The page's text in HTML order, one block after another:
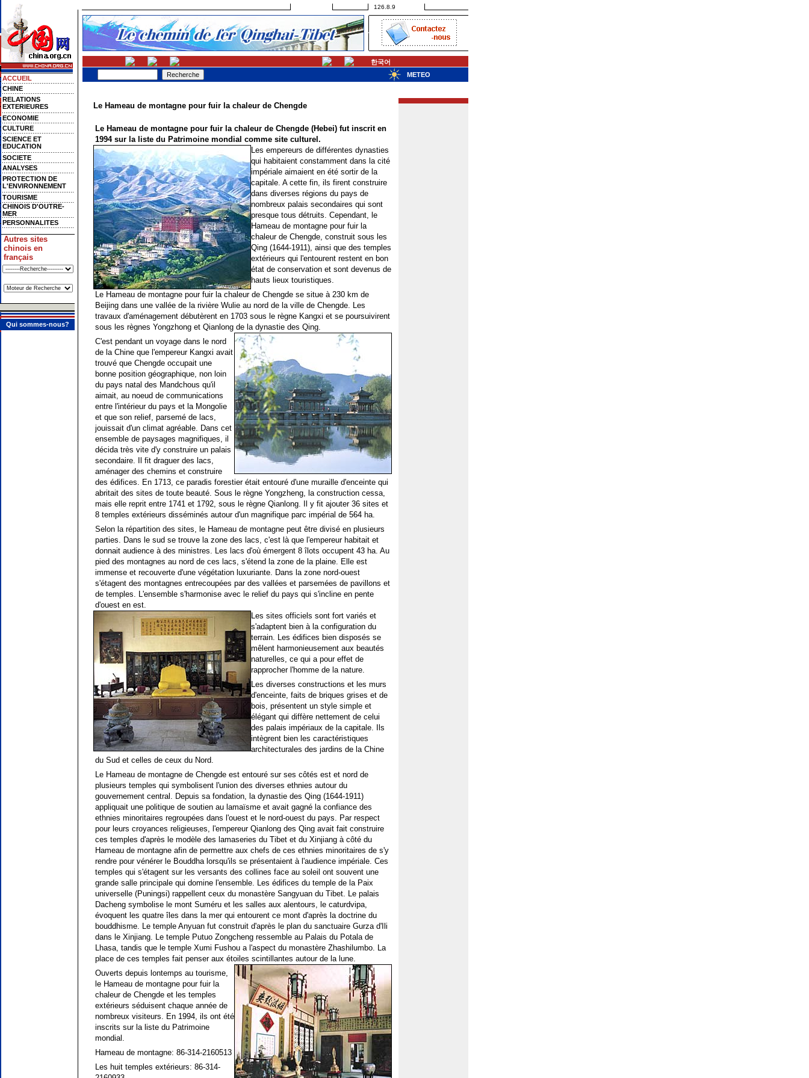
126.8.9
ACCUEIL
CHINE
RELATIONS
EXTERIEURES
ECONOMIE
CULTURE
SCIENCE ET
EDUCATION
SOCIETE
ANALYSES
PROTECTION DE
L'ENVIRONNEMENT
TOURISME
CHINOIS D'OUTRE-
MER
PERSONNALITES
Autres sites
chinois en
français
Qui sommes-nous?
한국어
METEO
Le Hameau de montagne pour fuir la chaleur de Chengde
Le Hameau de montagne pour fuir la chaleur de Chengde (Hebei) fut inscrit en
1994 sur la liste du Patrimoine mondial comme site culturel.
Les empereurs de différentes dynasties
qui habitaient constamment dans la cité
impériale aimaient en été sortir de la
capitale. A cette fin, ils firent construire
dans diverses régions du pays de
nombreux palais secondaires qui sont
presque tous détruits. Cependant, le
Hameau de montagne pour fuir la
chaleur de Chengde, construit sous les
Qing (1644-1911), ainsi que des temples
extérieurs qui l'entourent restent en bon
état de conservation et sont devenus de
hauts lieux touristiques.
Le Hameau de montagne pour fuir la chaleur de Chengde se situe à 230 km de
Beijing dans une vallée de la rivière Wulie au nord de la ville de Chengde. Les
travaux d'aménagement débutèrent en 1703 sous le règne Kangxi et se poursuivirent
sous les règnes Yongzhong et Qianlong de la dynastie des Qing.
C'est pendant un voyage dans le nord
de la Chine que l'empereur Kangxi avait
trouvé que Chengde occupait une
bonne position géographique, non loin
du pays natal des Mandchous qu'il
aimait, au noeud de communications
entre l'intérieur du pays et la Mongolie
et que son relief, parsemé de lacs,
jouissait d'un climat agréable. Dans cet
ensemble de paysages magnifiques, il
décida très vite d'y construire un palais
secondaire. Il fit draguer des lacs,
aménager des chemins et construire
des édifices. En 1713, ce paradis forestier était entouré d'une muraille d'enceinte qui
abritait des sites de toute beauté. Sous le règne Yongzheng, la construction cessa,
mais elle reprit entre 1741 et 1792, sous le règne Qianlong. Il y fit ajouter 36 sites et
8 temples extérieurs disséminés autour d'un magnifique parc impérial de 564 ha.
Selon la répartition des sites, le Hameau de montagne peut être divisé en plusieurs
parties. Dans le sud se trouve la zone des lacs, c'est là que l'empereur habitait et
donnait audience à des ministres. Les lacs d'où émergent 8 îlots occupent 43 ha. Au
pied des montagnes au nord de ces lacs, s'étend la zone de la plaine. Elle est
immense et recouverte d'une végétation luxuriante. Dans la zone nord-ouest
s'étagent des montagnes entrecoupées par des vallées et parsemées de pavillons et
de temples. L'ensemble s'harmonise avec le relief du pays qui s'incline en pente
d'ouest en est.
Les sites officiels sont fort variés et
s'adaptent bien à la configuration du
terrain. Les édifices bien disposés se
mêlent harmonieusement aux beautés
naturelles, ce qui a pour effet de
rapprocher l'homme de la nature.
Les diverses constructions et les murs
d'enceinte, faits de briques grises et de
bois, présentent un style simple et
élégant qui diffère nettement de celui
des palais impériaux de la capitale. Ils
intègrent bien les caractéristiques
architecturales des jardins de la Chine
du Sud et celles de ceux du Nord.
Le Hameau de montagne de Chengde est entouré sur ses côtés est et nord de
plusieurs temples qui symbolisent l'union des diverses ethnies autour du
gouvernement central. Depuis sa fondation, la dynastie des Qing (1644-1911)
appliquait une politique de soutien au lamaïsme et avait gagné la confiance des
ethnies minoritaires regroupées dans l'ouest et le nord-ouest du pays. Par respect
pour leurs croyances religieuses, l'empereur Qianlong des Qing avait fait construire
ces temples d'après le modèle des lamaseries du Tibet et du Xinjiang à côté du
Hameau de montagne afin de permettre aux chefs de ces ethnies minoritaires de s'y
rendre pour vénérer le Bouddha lorsqu'ils se présentaient à l'audience impériale. Ces
temples qui s'étagent sur les versants des collines face au soleil ont souvent une
grande salle principale qui domine l'ensemble. Les édifices du temple de la Paix
universelle (Puningsi) rappellent ceux du monastère Sangyuan du Tibet. Le palais
Dacheng symbolise le mont Suméru et les salles aux alentours, le caturdvipa,
évoquent les quatre îles dans la mer qui entourent ce mont d'après la doctrine du
bouddhisme. Le temple Anyuan fut construit d'après le plan du sanctuaire Gurza d'Ili
dans le Xinjiang. Le temple Putuo Zongcheng ressemble au Palais du Potala de
Lhasa, tandis que le temple Xumi Fushou a l'aspect du monastère Zhashilumbo. La
place de ces temples fait penser aux étoiles scintillantes autour de la lune.
Ouverts depuis lontemps au tourisme,
le Hameau de montagne pour fuir la
chaleur de Chengde et les temples
extérieurs séduisent chaque année de
nombreux visiteurs. En 1994, ils ont été
inscrits sur la liste du Patrimoine
mondial.
Hameau de montagne: 86-314-2160513
Les huit temples extérieurs: 86-314-